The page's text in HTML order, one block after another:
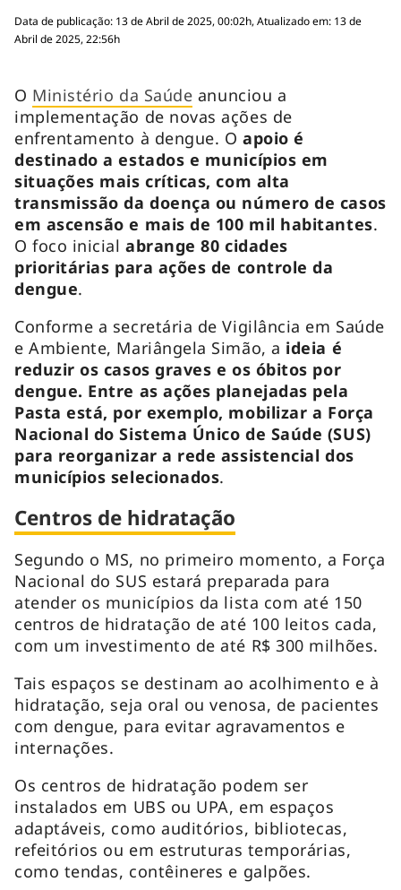
Data de publicação: 13 de Abril de 2025, 00:02h, Atualizado em: 13 de
Abril de 2025, 22:56h
O Ministério da Saúde anunciou a
implementação de novas ações de
enfrentamento à dengue. O apoio é
destinado a estados e municípios em
situações mais críticas, com alta
transmissão da doença ou número de casos
em ascensão e mais de 100 mil habitantes.
O foco inicialabrange 80 cidades
prioritárias para ações de controle da
dengue.
Conforme a secretária de Vigilância em Saúde
e Ambiente, Mariângela Simão, a ideia é
reduzir os casos graves e os óbitos por
dengue. Entre as ações planejadas pela
Pasta está, por exemplo, mobilizar a Força
Nacional do Sistema Único de Saúde (SUS)
para reorganizar a rede assistencial dos
municípios selecionados.
Centros de hidratação
Segundo o MS, no primeiro momento, a Força
Nacional do SUS estará preparada para
atender os municípios da lista com até 150
centros de hidratação de até 100 leitos cada,
com um investimento de até R$ 300 milhões.
Tais espaços se destinam ao acolhimento e à
hidratação, seja oral ou venosa, de pacientes
com dengue, para evitar agravamentos e
internações.
Os centros de hidratação podem ser
instalados em UBS ou UPA, em espaços
adaptáveis, como auditórios, bibliotecas,
refeitórios ou em estruturas temporárias,
como tendas, contêineres e galpões.